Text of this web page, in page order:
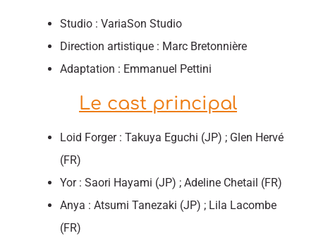
Studio : VariaSon Studio
Direction artistique : Marc Bretonnière
Adaptation : Emmanuel Pettini
Le cast principal
Loid Forger : Takuya Eguchi (JP) ; Glen Hervé
(FR)
Yor : Saori Hayami (JP) ; Adeline Chetail (FR)
Anya : Atsumi Tanezaki (JP) ; Lila Lacombe
(FR)